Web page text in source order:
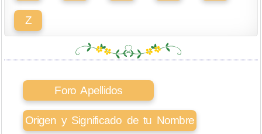
Z
Foro Apellidos
Origen y Significado de tu Nombre